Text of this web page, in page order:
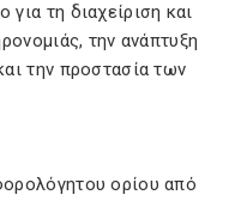
τη διαχείριση και
την ανάπτυξη
την προστασία των
ορίου από